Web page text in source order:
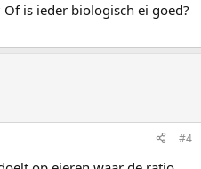
is ieder biologisch ei goed?
#4